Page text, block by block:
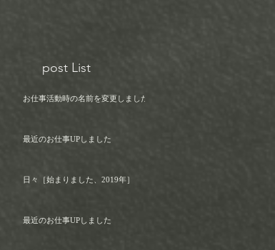
お仕事活動時の名前を変更しました！
最近のお仕事UPしました
日々［始まりました、2019年］
最近のお仕事UPしました
post List